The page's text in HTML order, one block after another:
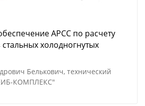
АРСС по расчету
холодногнутых
Белькович, технический
КОМПЛЕКС"